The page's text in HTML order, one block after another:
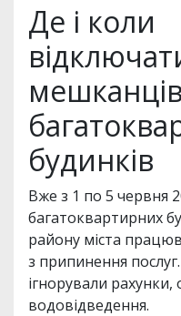
Де і коли
мешканців
будинків
Вже з 1 по 5 червня
багатоквартирних
району міста
з припинення
ігнорували
водовідведення.